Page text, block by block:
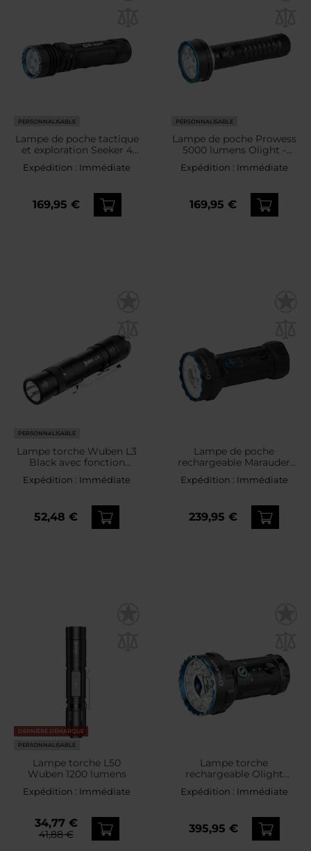
PERSONNALISABLE
Lampe de poche tactique
et exploration Seeker 4
Pro Cool White 4600
lumens Olight - Matte
Expédition : Immédiate
169,95 €
PERSONNALISABLE
Lampe de poche Prowess
5000 lumens Olight -
Expédition : Immédiate
169,95 €
PERSONNALISABLE
Lampe torche Wuben L3
Black avec fonction
powerbank - 3000
lumens
Expédition : Immédiate
52,48 €
Lampe de poche
rechargeable Marauder
Mini 2 - 10000 lumens,
portée 750 m Olight -
Expédition : Immédiate
239,95 €
DERNIÈRE DÉMARQUE
PERSONNALISABLE
Lampe torche L50
Wuben 1200 lumens
Expédition : Immédiate
34,77 €
41,88 €
Lampe torche
rechargeable Olight
Marauder 2 Cool White
avec fonction powerbank
Expédition : Immédiate
395,95 €